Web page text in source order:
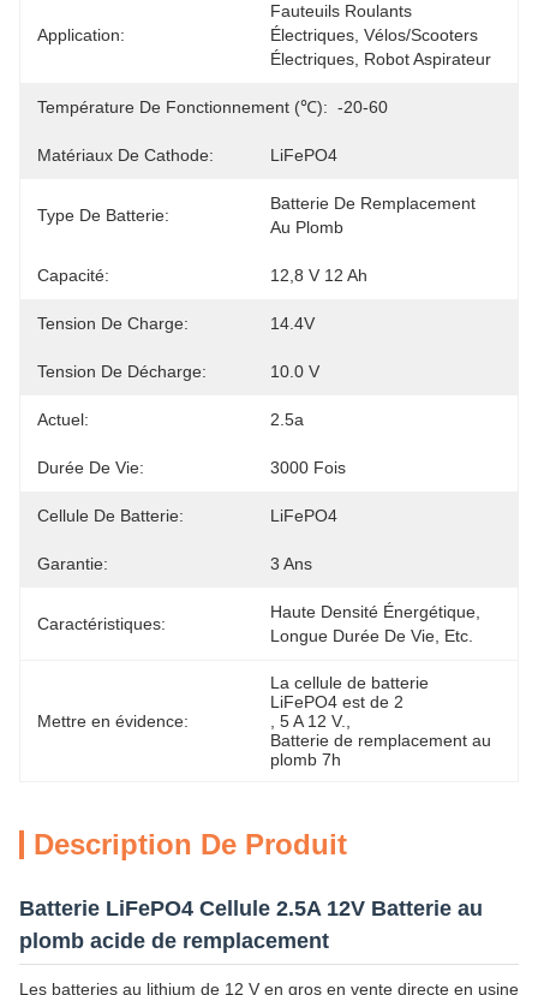
Application:
Fauteuils Roulants
Électriques, Vélos/scooters
Électriques, Robot Aspirateur
Température De Fonctionnement (℃): -20-60
Matériaux De Cathode: LiFePO4
Type De Batterie:
Batterie De Remplacement
Au Plomb
Capacité: 12,8 V 12 Ah
Tension De Charge: 14.4V
Tension De Décharge: 10.0 V
Actuel: 2.5a
Durée De Vie: 3000 Fois
Cellule De Batterie: LiFePO4
Garantie: 3 Ans
Caractéristiques:
Haute Densité Énergétique,
Longue Durée De Vie, Etc.
Mettre en évidence:
La cellule de batterie
LiFePO4 est de 2
5 A 12 V.
Batterie de remplacement au
plomb 7h
Description De Produit
Batterie LiFePO4 Cellule 2.5A 12V Batterie au
plomb acide de remplacement
Les batteries au lithium de 12 V en gros en vente directe en usine